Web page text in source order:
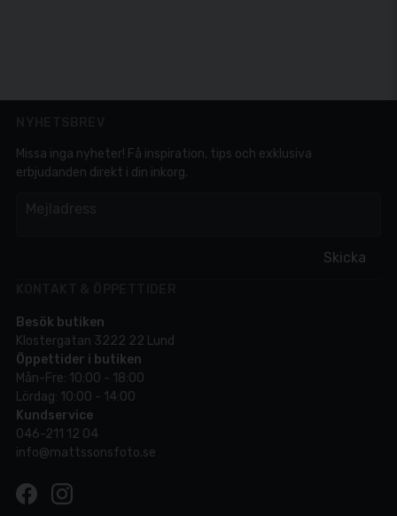
Skicka
Missa inga nyheter! Få inspiration, tips och exklusiva
erbjudanden direkt i din inkorg.
Besök butiken
Klostergatan 3222 22 Lund
Öppettider i butiken
Mån-Fre: 10:00 - 18:00
Lördag: 10:00 - 14:00
Kundservice
046-211 12 04
info@mattssonsfoto.se